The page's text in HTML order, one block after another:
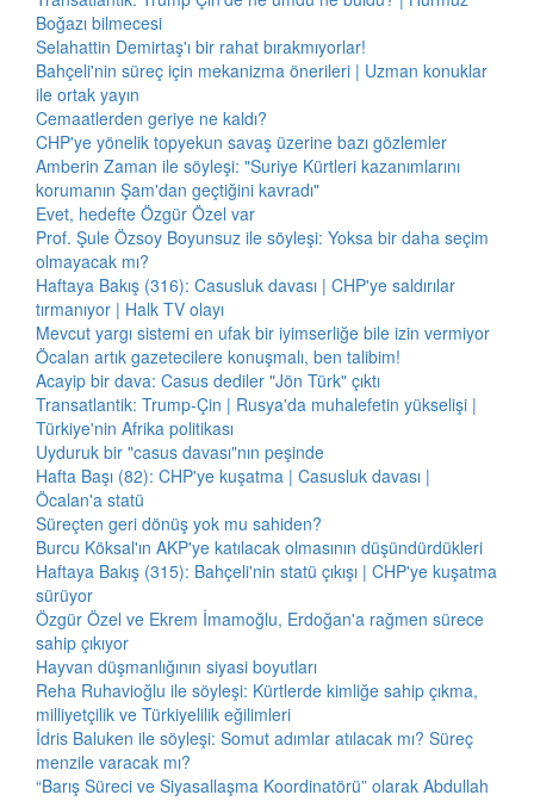
Boğazı bilmecesi
Selahattin Demirtaş'ı bir rahat bırakmıyorlar!
Bahçeli'nin süreç için mekanizma önerileri | Uzman konuklar
ile ortak yayın
Cemaatlerden geriye ne kaldı?
CHP'ye yönelik topyekun savaş üzerine bazı gözlemler
Amberin Zaman ile söyleşi: "Suriye Kürtleri kazanımlarını
korumanın Şam'dan geçtiğini kavradı"
Evet, hedefte Özgür Özel var
Prof. Şule Özsoy Boyunsuz ile söyleşi: Yoksa bir daha seçim
olmayacak mı?
Haftaya Bakış (316): Casusluk davası | CHP'ye saldırılar
tırmanıyor | Halk TV olayı
Mevcut yargı sistemi en ufak bir iyimserliğe bile izin vermiyor
Öcalan artık gazetecilere konuşmalı, ben talibim!
Acayip bir dava: Casus dediler "Jön Türk" çıktı
Transatlantik: Trump-Çin | Rusya'da muhalefetin yükselişi |
Türkiye'nin Afrika politikası
Uyduruk bir "casus davası"nın peşinde
Hafta Başı (82): CHP'ye kuşatma | Casusluk davası |
Öcalan'a statü
Süreçten geri dönüş yok mu sahiden?
Burcu Köksal'ın AKP'ye katılacak olmasının düşündürdükleri
Haftaya Bakış (315): Bahçeli'nin statü çıkışı | CHP'ye kuşatma
sürüyor
Özgür Özel ve Ekrem İmamoğlu, Erdoğan'a rağmen sürece
sahip çıkıyor
Hayvan düşmanlığının siyasi boyutları
Reha Ruhavioğlu ile söyleşi: Kürtlerde kimliğe sahip çıkma,
milliyetçilik ve Türkiyelilik eğilimleri
İdris Baluken ile söyleşi: Somut adımlar atılacak mı? Süreç
menzile varacak mı?
“Barış Süreci ve Siyasallaşma Koordinatörü” olarak Abdullah